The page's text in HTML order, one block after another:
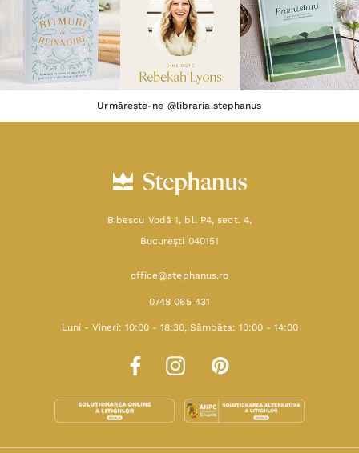
Urmărește-ne @libraria.stephanus
Bibescu Vodă 1, bl. P4, sect. 4,
Bucureşti 040151
office@stephanus.ro
0748 065 431
Luni - Vineri: 10:00 - 18:30, Sâmbăta: 10:00 - 14:00